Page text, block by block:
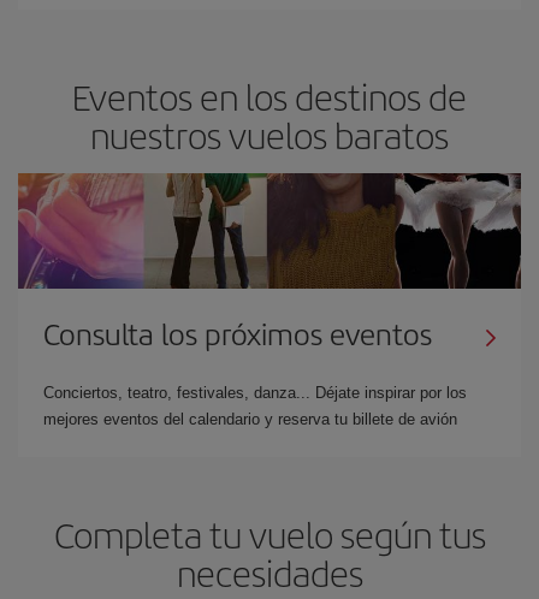
Eventos en los destinos de
nuestros vuelos baratos
Consulta los próximos eventos
Conciertos, teatro, festivales, danza... Déjate inspirar por los
mejores eventos del calendario y reserva tu billete de avión
Completa tu vuelo según tus
necesidades